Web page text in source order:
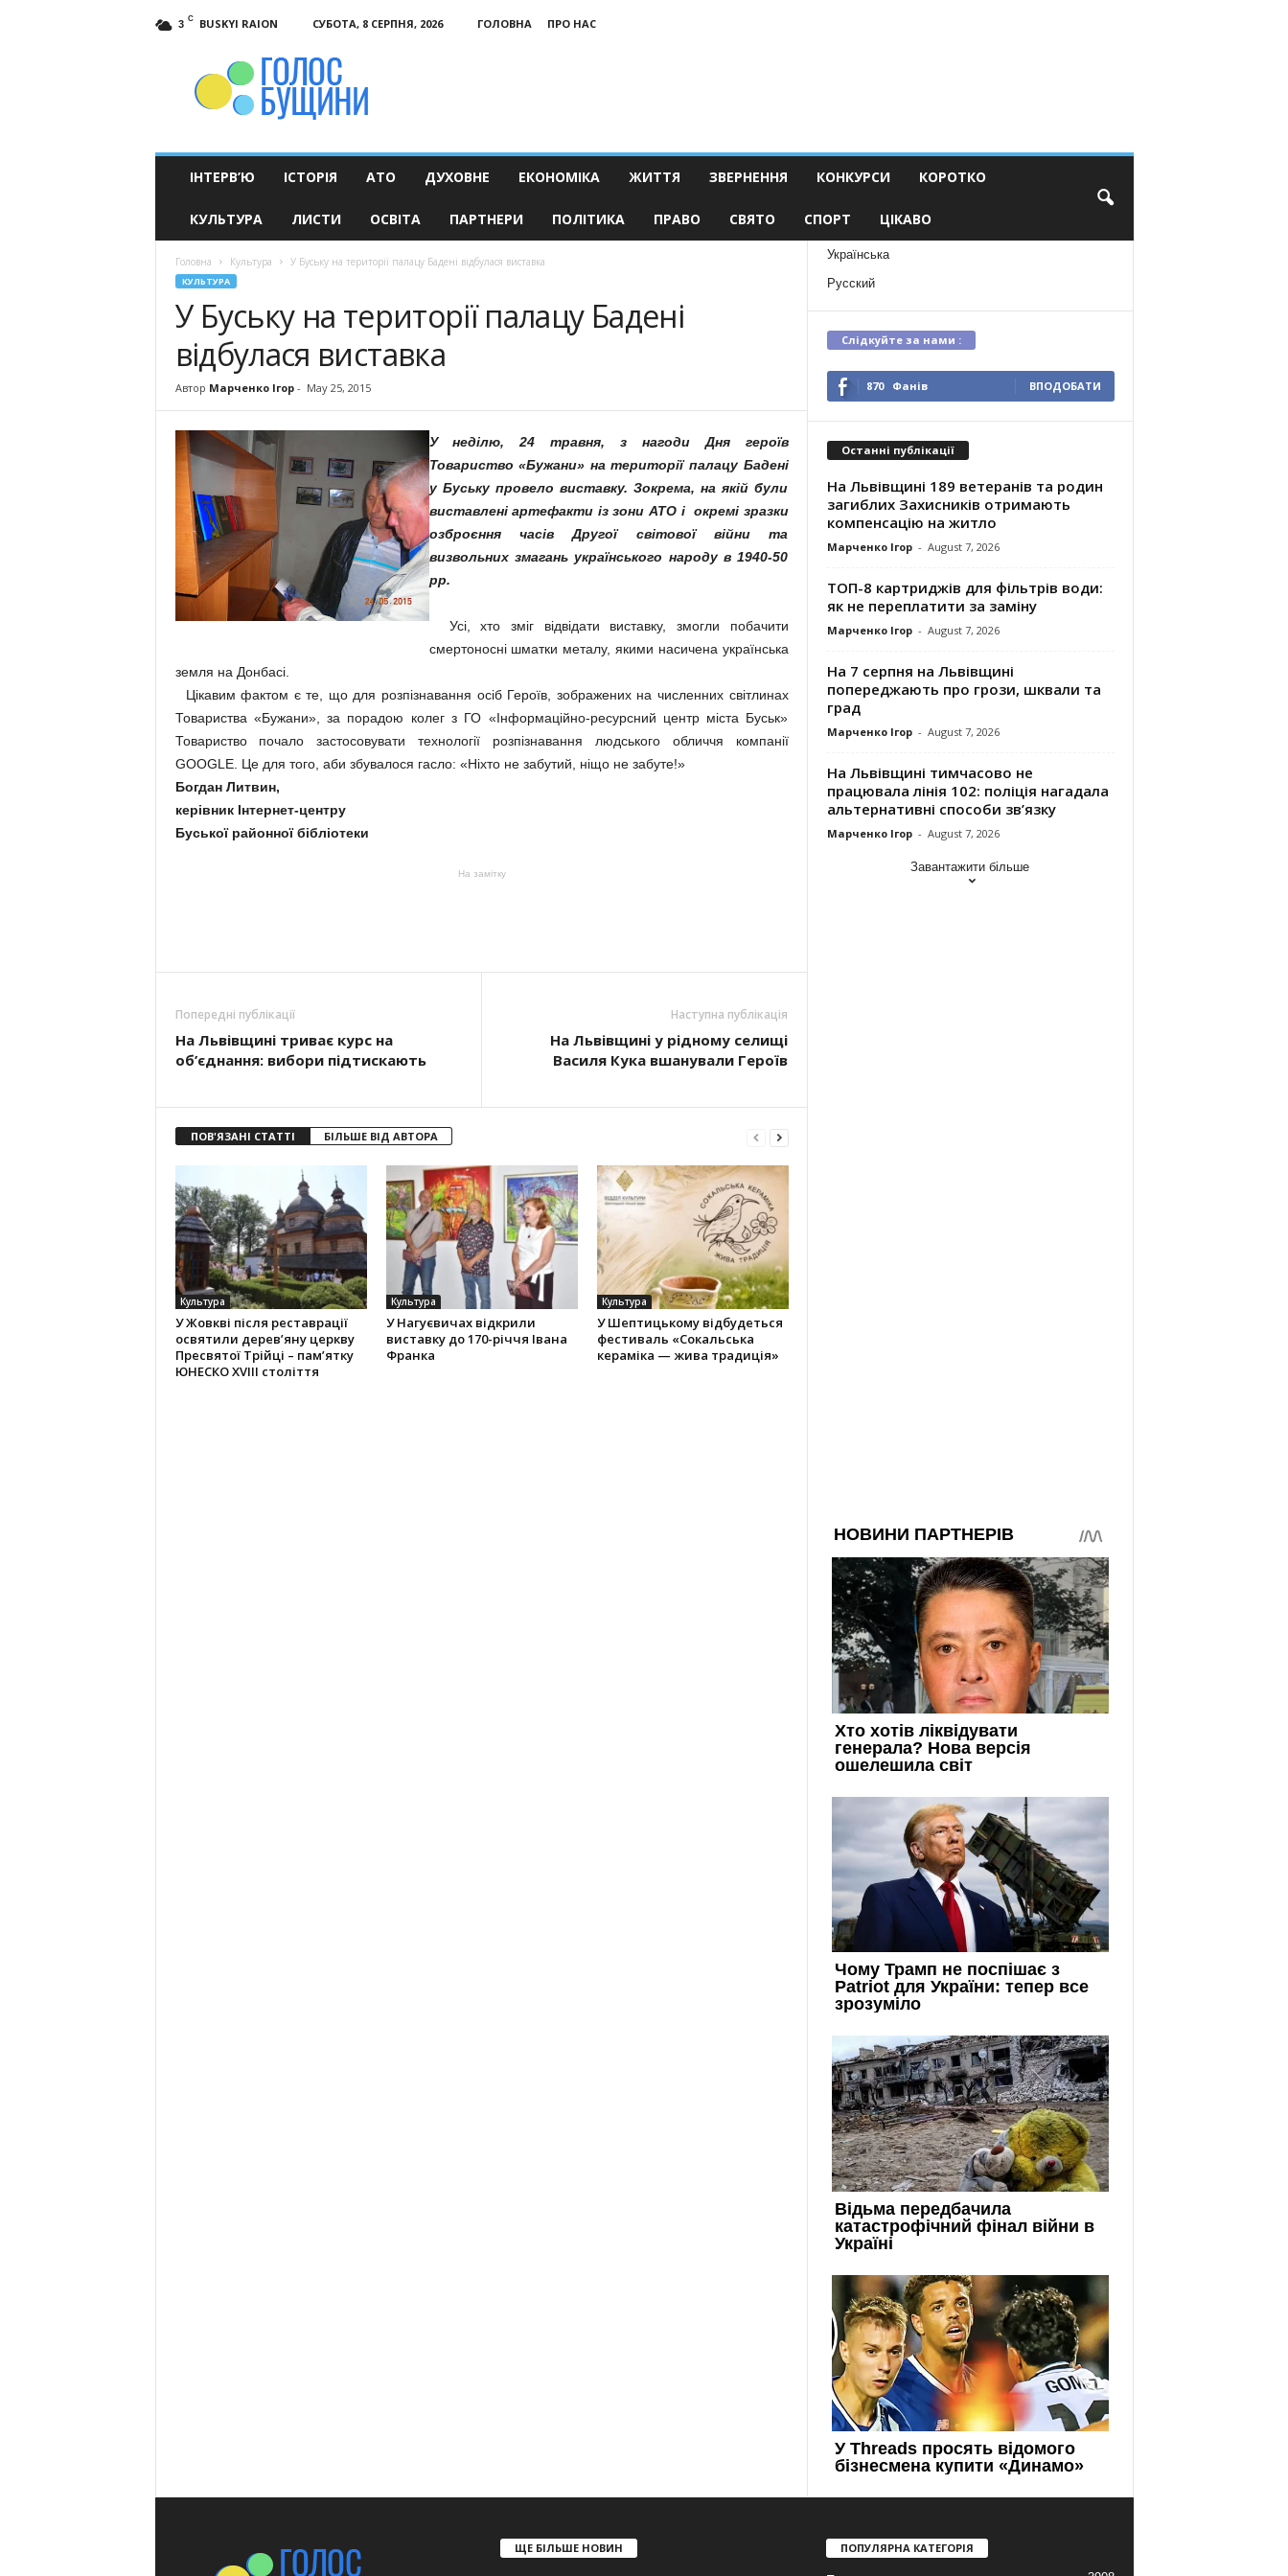
3 C BUSKYI RAION СУБОТА, 8 СЕРПНЯ, 2026 ГОЛОВНА
ПРО НАС
ІНТЕРВ’Ю ІСТОРІЯ АТО ДУХОВНЕ ЕКОНОМІКА ЖИТТЯ ЗВЕРНЕННЯ КОНКУРСИ КОРОТКО
КУЛЬТУРА ЛИСТИ ОСВІТА ПАРТНЕРИ ПОЛІТИКА ПРАВО СВЯТО СПОРТ ЦІКАВО
Головна Культура У Буську на території палацу Бадені відбулася виставка
КУЛЬТУРА
У Буську на території палацу Бадені
відбулася виставка
Автор Марченко Ігор- May 25, 2015
У неділю, 24 травня, з нагоди Дня героїв
Товариство «Бужани» на території палацу Бадені
у Буську провело виставку. Зокрема, на якій були
виставлені артефакти із зони АТО і окремі зразки
озброєння часів Другої світової війни та
визвольних змагань українського народу в 1940-50
рр.
Усі, хто зміг відвідати виставку, змогли побачити
смертоносні шматки металу, якими насичена українська
земля на Донбасі.
Цікавим фактом є те, що для розпізнавання осіб Героїв, зображених на численних світлинах
Товариства «Бужани», за порадою колег з ГО «Інформаційно-ресурсний центр міста Буськ»
Товариство почало застосовувати технології розпізнавання людського обличчя компанії
GOOGLE. Це для того, аби збувалося гасло: «Ніхто не забутий, ніщо не забуте!»
Богдан Литвин,
керівник Інтернет-центру
Буської районної бібліотеки
На замітку
Попередні публікації
На Львівщині триває курс на
об’єднання: вибори підтискають
Наступна публікація
На Львівщині у рідному селищі
Василя Кука вшанували Героїв
ПОВ'ЯЗАНІ СТАТТІ БІЛЬШЕ ВІД АВТОРА
Культура
У Жовкві після реставрації
освятили дерев’яну церкву
Пресвятої Трійці – пам’ятку
ЮНЕСКО XVIII століття
Культура
У Нагуєвичах відкрили
виставку до 170-річчя Івана
Франка
Культура
У Шептицькому відбудеться
фестиваль «Сокальська
кераміка — жива традиція»
Українська
Русский
Слідкуйте за нами :
870 Фанів ВПОДОБАТИ
Останні публікації
На Львівщині 189 ветеранів та родин
загиблих Захисників отримають
компенсацію на житло
Марченко Ігор - August 7, 2026
ТОП-8 картриджів для фільтрів води:
як не переплатити за заміну
Марченко Ігор - August 7, 2026
На 7 серпня на Львівщині
попереджають про грози, шквали та
град
Марченко Ігор - August 7, 2026
На Львівщині тимчасово не
працювала лінія 102: поліція нагадала
альтернативні способи зв’язку
Марченко Ігор - August 7, 2026
Завантажити більше
ЩЕ БІЛЬШЕ НОВИН ПОПУЛЯРНА КАТЕГОРІЯ